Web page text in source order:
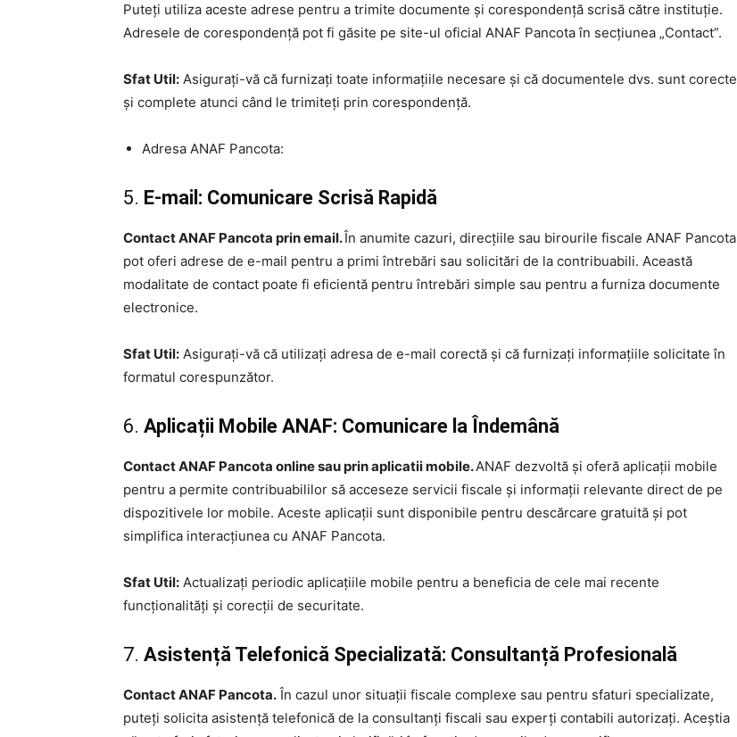
Puteți utiliza aceste adrese pentru a trimite documente și corespondență scrisă către instituție.
Adresele de corespondență pot fi găsite pe site-ul oficial ANAF Pancota în secțiunea „Contact”.
Sfat Util: Asigurați-vă că furnizați toate informațiile necesare și că documentele dvs. sunt corecte
și complete atunci când le trimiteți prin corespondență.
Adresa ANAF Pancota:
5. E-mail: Comunicare Scrisă Rapidă
Contact ANAF Pancota prin email.În anumite cazuri, direcțiile sau birourile fiscale ANAF Pancota
pot oferi adrese de e-mail pentru a primi întrebări sau solicitări de la contribuabili. Această
modalitate de contact poate fi eficientă pentru întrebări simple sau pentru a furniza documente
electronice.
Sfat Util: Asigurați-vă că utilizați adresa de e-mail corectă și că furnizați informațiile solicitate în
formatul corespunzător.
6. Aplicații Mobile ANAF: Comunicare la Îndemână
Contact ANAF Pancota online sau prin aplicatii mobile.ANAF dezvoltă și oferă aplicații mobile
pentru a permite contribuabililor să acceseze servicii fiscale și informații relevante direct de pe
dispozitivele lor mobile. Aceste aplicații sunt disponibile pentru descărcare gratuită și pot
simplifica interacțiunea cu ANAF Pancota.
Sfat Util: Actualizați periodic aplicațiile mobile pentru a beneficia de cele mai recente
funcționalități și corecții de securitate.
7. Asistență Telefonică Specializată: Consultanță Profesională
Contact ANAF Pancota. În cazul unor situații fiscale complexe sau pentru sfaturi specializate,
puteți solicita asistență telefonică de la consultanți fiscali sau experți contabili autorizați. Aceștia